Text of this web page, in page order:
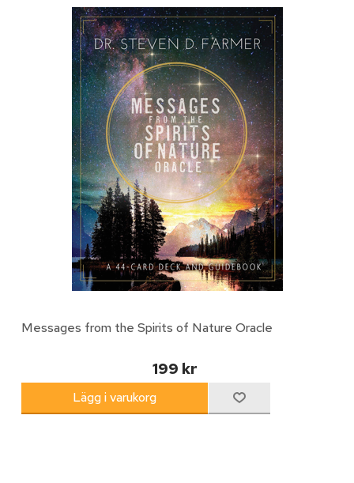
Messages from the Spirits of Nature Oracle
199 kr